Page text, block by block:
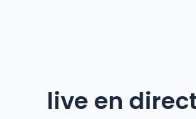
live en